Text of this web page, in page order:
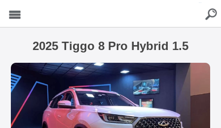
2025 Tiggo 8 Pro Hybrid 1.5